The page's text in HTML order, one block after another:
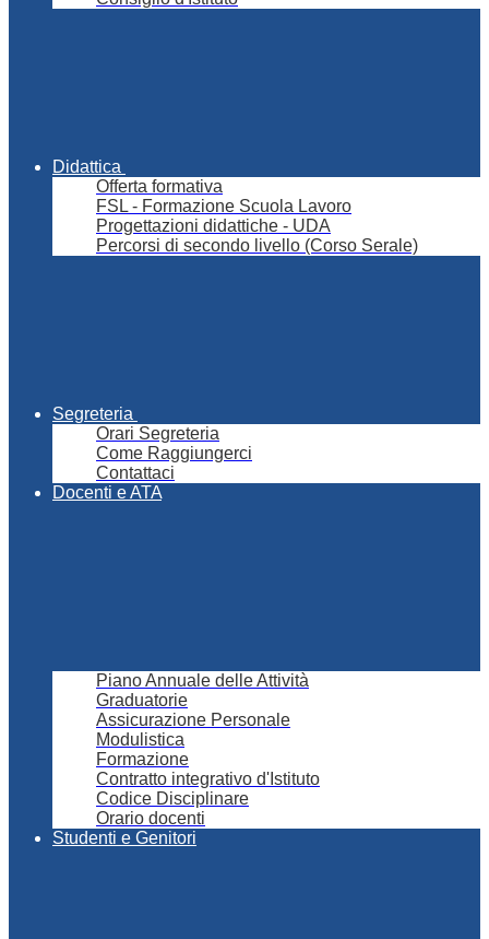
Didattica
Offerta formativa
FSL - Formazione Scuola Lavoro
Progettazioni didattiche - UDA
Percorsi di secondo livello (Corso Serale)
Segreteria
Orari Segreteria
Come Raggiungerci
Contattaci
Docenti e ATA
Piano Annuale delle Attività
Graduatorie
Assicurazione Personale
Modulistica
Formazione
Contratto integrativo d'Istituto
Codice Disciplinare
Orario docenti
Studenti e Genitori